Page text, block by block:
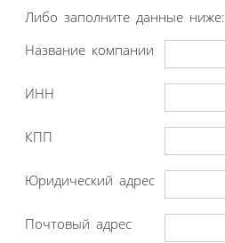
Либо заполните данные ниже:
Название компании
ИНН
КПП
Юридический адрес
Почтовый адрес